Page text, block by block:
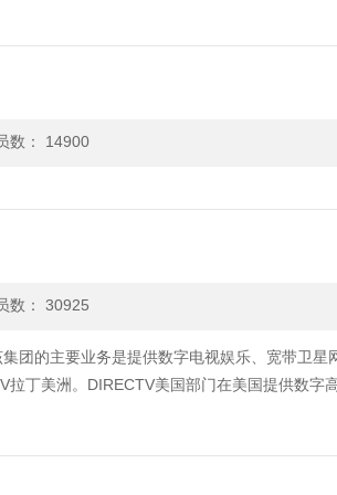
数： 14900
数： 30925
团的主要业务是提供数字电视娱乐、宽带卫星
丁美洲。DIRECTV美国部门在美国提供数字